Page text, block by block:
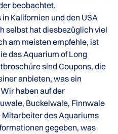
beobachtet.
Kalifornien und den USA
selbst hat diesbezüglich viel
am meisten empfehle, ist
das Aquarium of Long
sind Coupons, die
anbieten, was ein
haben auf der
Buckelwale, Finnwale
des Aquariums
gegeben, was